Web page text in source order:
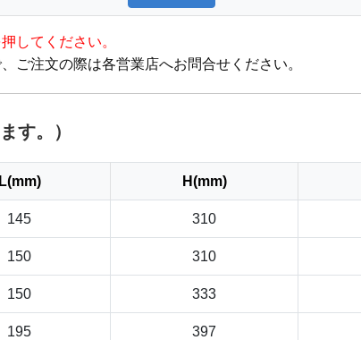
してください。
ご注文の際は各営業店へお問合せください。
す。）
L(mm) H(mm)
145 310
150 310
150 333
195 397